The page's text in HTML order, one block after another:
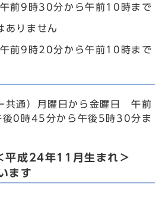
前9時30分から午前10時まで
ありません
前9時20分から午前10時まで
共通）月曜日から金曜日 午前
後0時45分から午後5時30分ま
平成24年11月生まれ＞
ます